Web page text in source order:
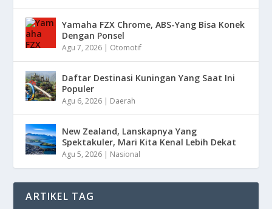
Yamaha FZX Chrome, ABS-Yang Bisa Konek
Dengan Ponsel
Agu 7, 2026 | Otomotif
Daftar Destinasi Kuningan Yang Saat Ini
Populer
Agu 6, 2026 | Daerah
New Zealand, Lanskapnya Yang
Spektakuler, Mari Kita Kenal Lebih Dekat
Agu 5, 2026 | Nasional
ARTIKEL TAG